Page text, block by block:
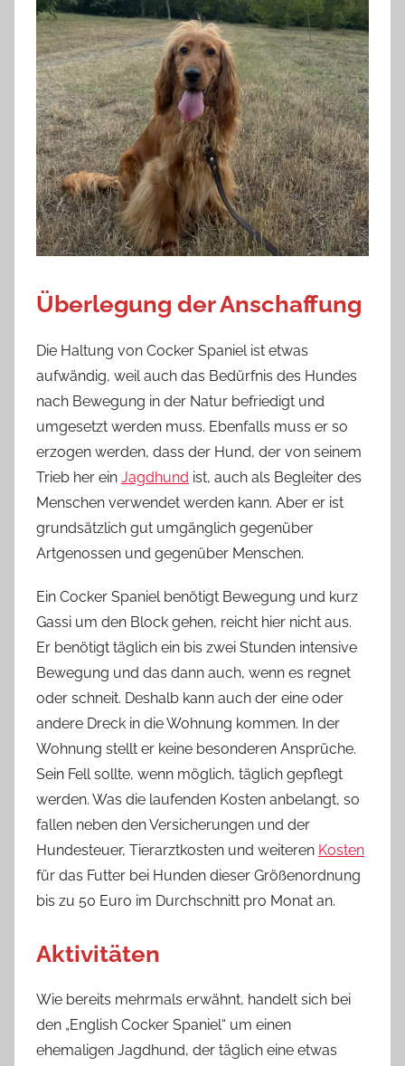
Überlegung der Anschaffung
Die Haltung von Cocker Spaniel ist etwas
aufwändig, weil auch das Bedürfnis des Hundes
nach Bewegung in der Natur befriedigt und
umgesetzt werden muss. Ebenfalls muss er so
erzogen werden, dass der Hund, der von seinem
Trieb her ein Jagdhund ist, auch als Begleiter des
Menschen verwendet werden kann. Aber er ist
grundsätzlich gut umgänglich gegenüber
Artgenossen und gegenüber Menschen.
Ein Cocker Spaniel benötigt Bewegung und kurz
Gassi um den Block gehen, reicht hier nicht aus.
Er benötigt täglich ein bis zwei Stunden intensive
Bewegung und das dann auch, wenn es regnet
oder schneit. Deshalb kann auch der eine oder
andere Dreck in die Wohnung kommen. In der
Wohnung stellt er keine besonderen Ansprüche.
Sein Fell sollte, wenn möglich, täglich gepflegt
werden. Was die laufenden Kosten anbelangt, so
fallen neben den Versicherungen und der
Hundesteuer, Tierarztkosten und weiteren Kosten
für das Futter bei Hunden dieser Größenordnung
bis zu 50 Euro im Durchschnitt pro Monat an.
Aktivitäten
Wie bereits mehrmals erwähnt, handelt sich bei
den „English Cocker Spaniel“ um einen
ehemaligen Jagdhund, der täglich eine etwas